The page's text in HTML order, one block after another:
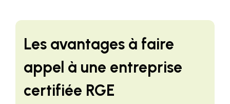
Les avantages à faire
appel à une entreprise
certifiée RGE